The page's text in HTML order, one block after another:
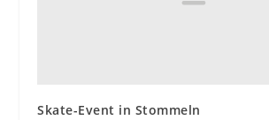
Skate-Event in Stommeln